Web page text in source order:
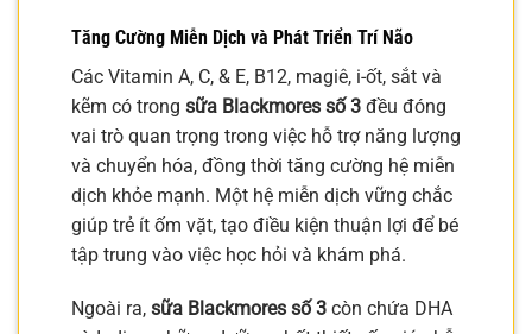
Tăng Cường Miễn Dịch và Phát Triển Trí Não
Các Vitamin A, C, & E, B12, magiê, i-ốt, sắt và
kẽm có trong sữa Blackmores số 3 đều đóng
vai trò quan trọng trong việc hỗ trợ năng lượng
và chuyển hóa, đồng thời tăng cường hệ miễn
dịch khỏe mạnh. Một hệ miễn dịch vững chắc
giúp trẻ ít ốm vặt, tạo điều kiện thuận lợi để bé
tập trung vào việc học hỏi và khám phá.
Ngoài ra, sữa Blackmores số 3 còn chứa DHA